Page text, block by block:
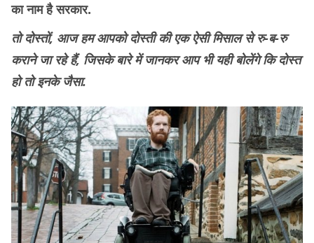
का नाम है सरकार.
तो दोस्तों, आज हम आपको दोस्ती की एक ऐसी मिसाल से रु-ब-रु
कराने जा रहे हैं, जिसके बारे में जानकर आप भी यही बोलेंगे कि दोस्त
हो तो इनके जैसा.